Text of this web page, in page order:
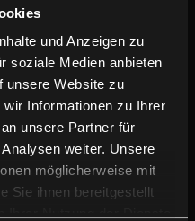
und Anzeigen zu
soziale Medien anbieten
unsere Website zu
Informationen zu Ihrer
unsere Partner für
weiter. Unsere
möglicherweise mit
Sie ihnen bereitgestellt
Krisch, Péter Végh, Orsolya
Nádasi, Ildikó Dobos,
Elfriede Irrall, Alexander
deUT